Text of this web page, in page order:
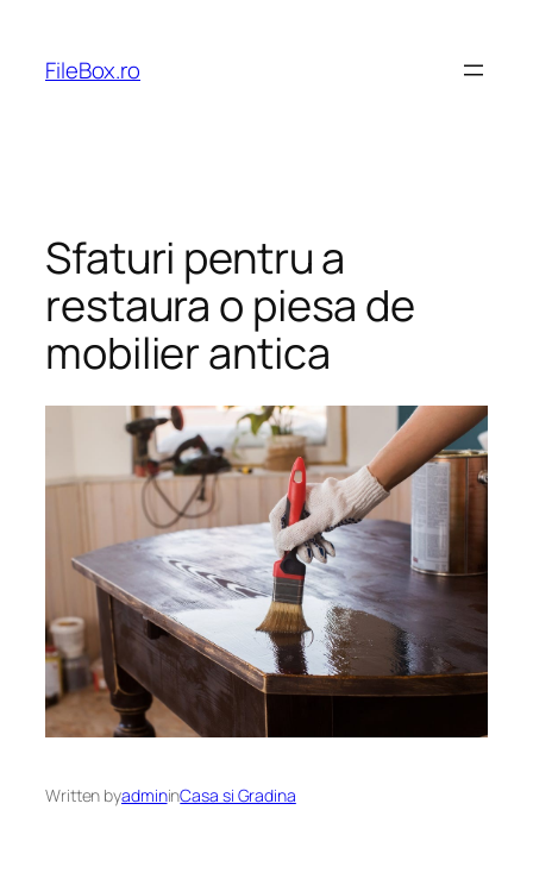
content
FileBox.ro
Sfaturi pentru a
restaura o piesa de
mobilier antica
Written byadmininCasa si Gradina